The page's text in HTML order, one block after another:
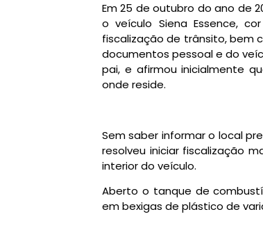
Em 25 de outubro do ano de
o veículo Siena Essence,
fiscalização de trânsito, bem
documentos pessoal e do
pai, e afirmou inicialmente
onde reside.
Sem saber informar o local
resolveu iniciar fiscalização
interior do veículo.
Aberto o tanque de
em bexigas de plástico de